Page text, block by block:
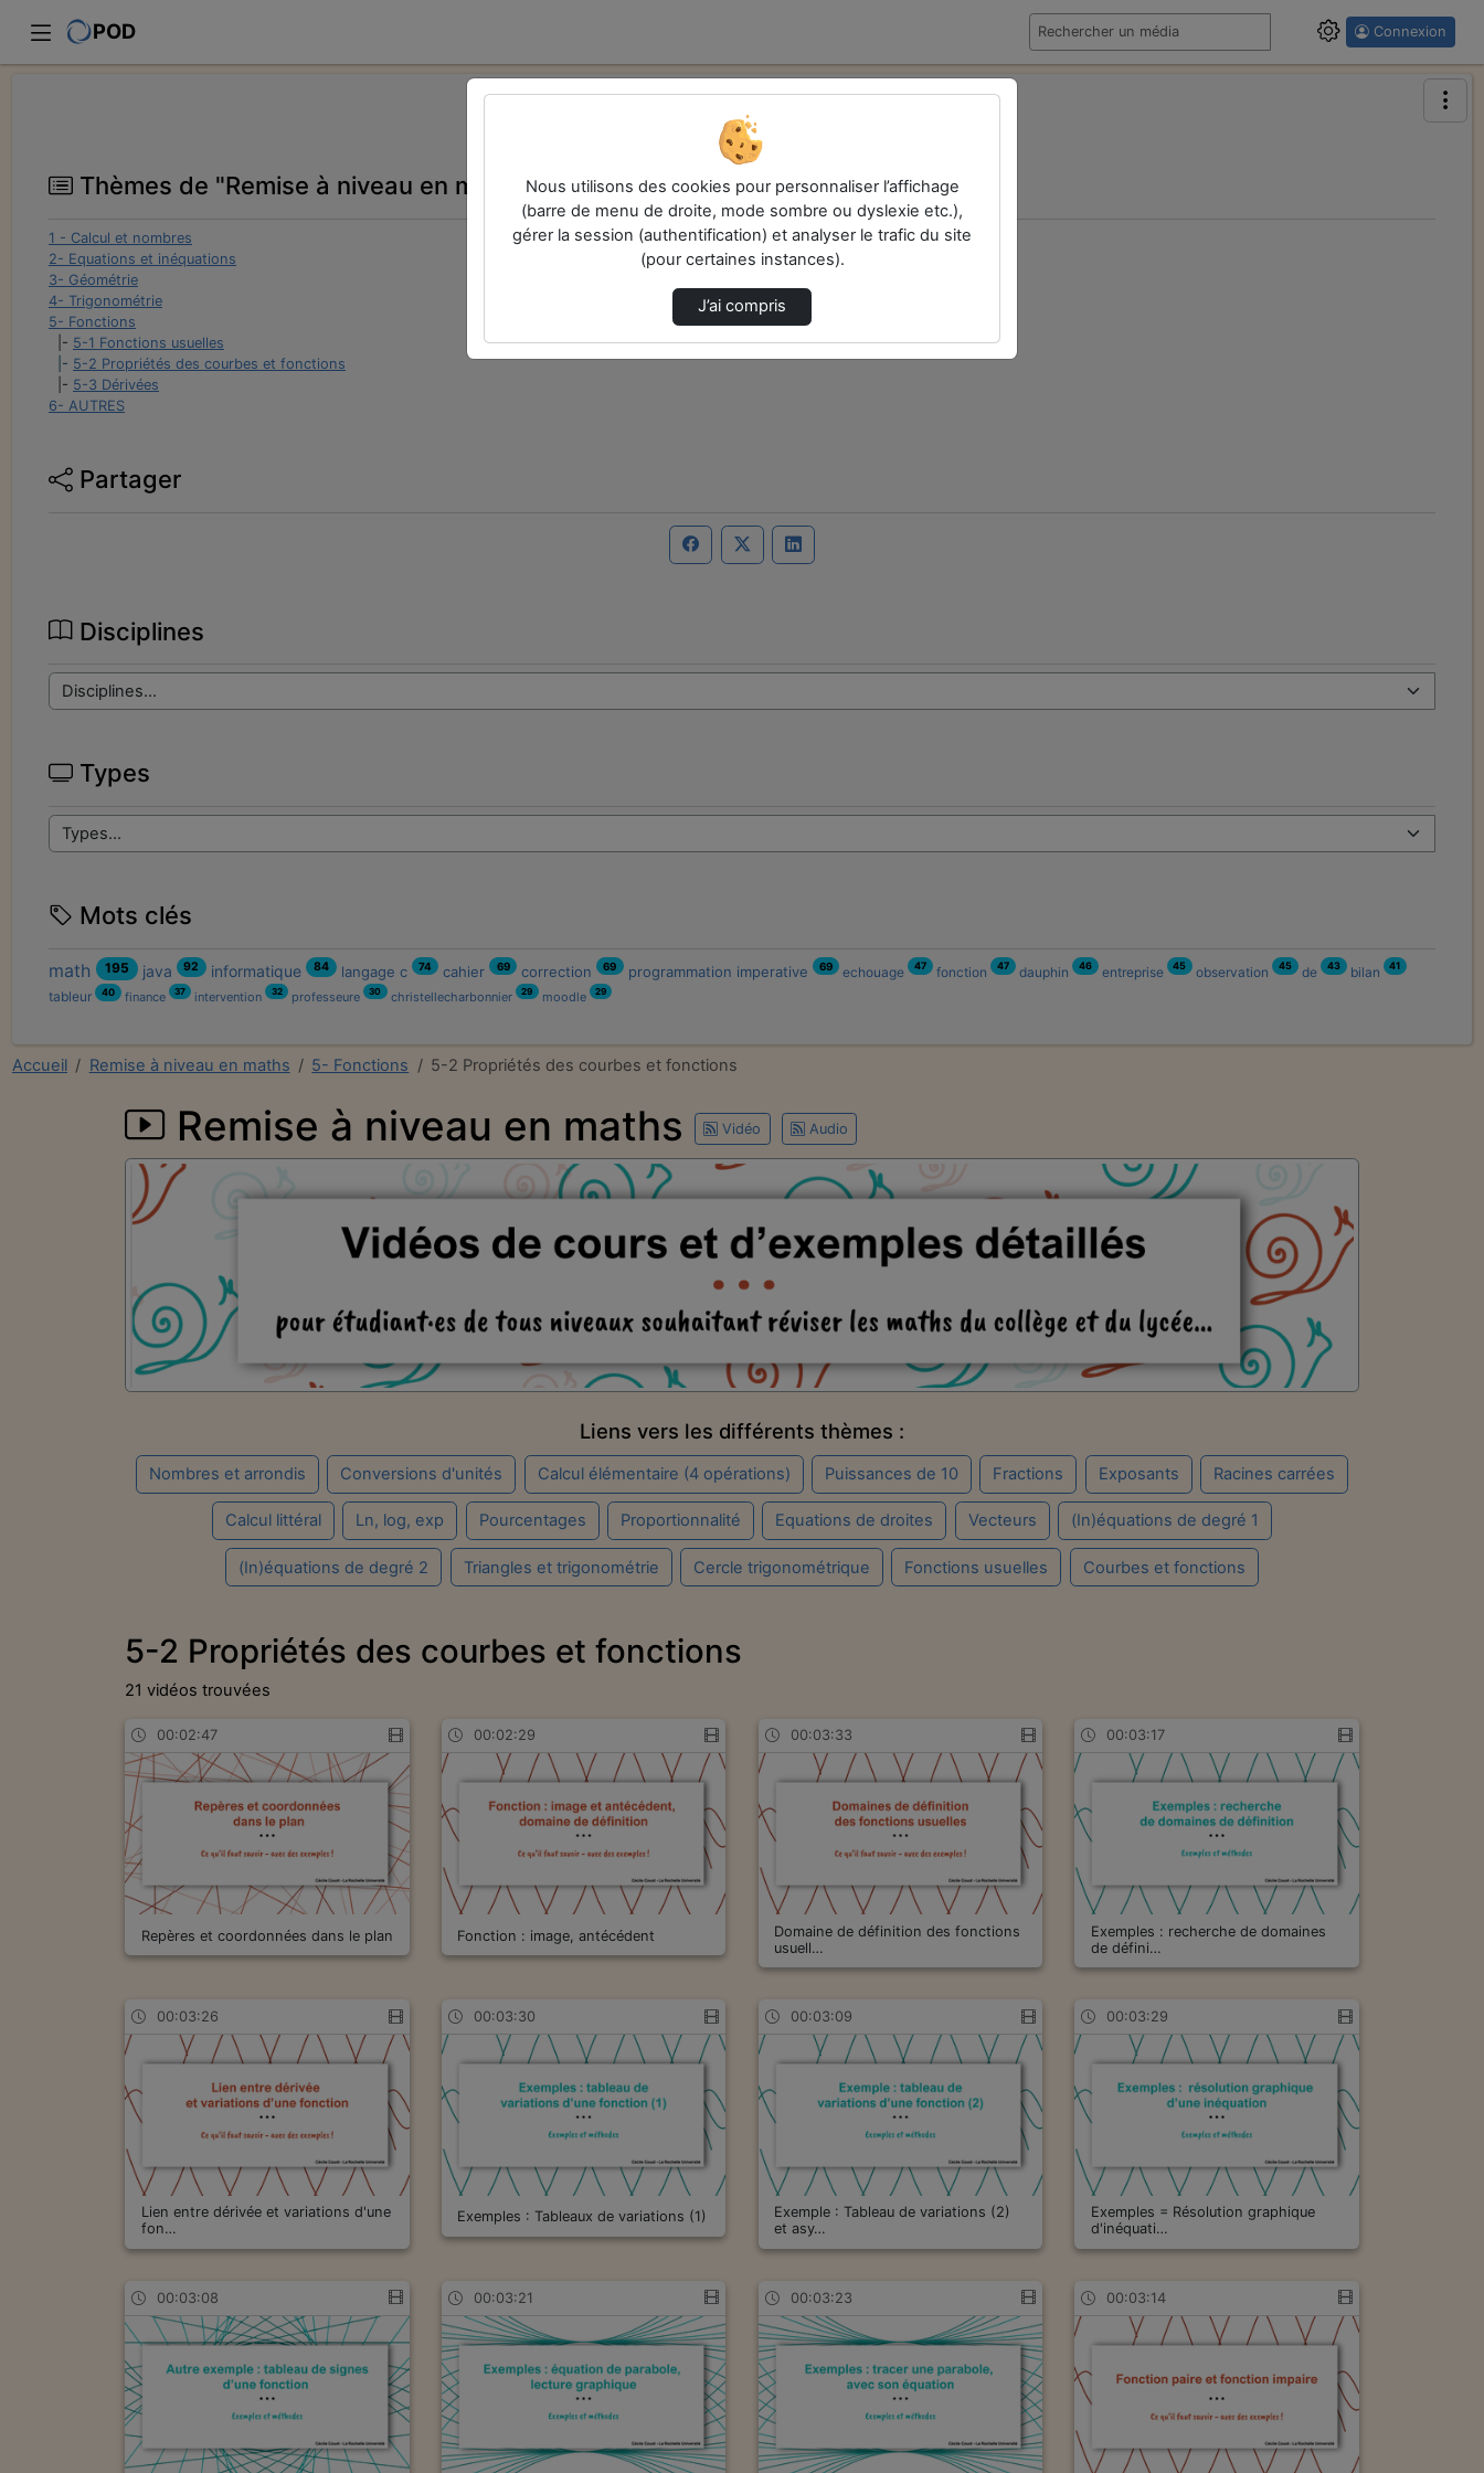
POD Connexion
Thèmes de "Remise à niveau en maths"
1 - Calcul et nombres
2- Equations et inéquations
3- Géométrie
4- Trigonométrie
5- Fonctions
|- 5-1 Fonctions usuelles
|- 5-2 Propriétés des courbes et fonctions
|- 5-3 Dérivées
6- AUTRES
Partager
Disciplines
Types
Mots clés
math 195 java 92 informatique 84 langage c 74 cahier 69 correction 69 programmation imperative 69 echouage 47 fonction 47 dauphin 46 entreprise 45 observation 45 de 43 bilan 41
tableur 40 finance 37 intervention 32 professeure 30 christellecharbonnier 29 moodle 29
Accueil Remise à niveau en maths 5- Fonctions 5-2 Propriétés des courbes et fonctions
Remise à niveau en maths Vidéo Audio
Liens vers les différents thèmes :
Nombres et arrondis Conversions d'unités Calcul élémentaire (4 opérations) Puissances de 10 Fractions Exposants Racines carrées
Calcul littéral Ln, log, exp Pourcentages Proportionnalité Equations de droites Vecteurs (In)équations de degré 1
(In)équations de degré 2 Triangles et trigonométrie Cercle trigonométrique Fonctions usuelles Courbes et fonctions
5-2 Propriétés des courbes et fonctions
21 vidéos trouvées
00:02:47
Repères et coordonnées dans le plan
00:02:29
Fonction : image, antécédent
00:03:33
Domaine de définition des fonctions
usuell…
00:03:17
Exemples : recherche de domaines
de défini…
00:03:26
Lien entre dérivée et variations d'une
fon…
00:03:30
Exemples : Tableaux de variations (1)
00:03:09
Exemple : Tableau de variations (2)
et asy…
00:03:29
Exemples = Résolution graphique
d'inéquati…
00:03:08 00:03:21 00:03:23 00:03:14
Nous utilisons des cookies pour personnaliser l’affichage
(barre de menu de droite, mode sombre ou dyslexie etc.),
gérer la session (authentification) et analyser le trafic du site
(pour certaines instances).
J’ai compris